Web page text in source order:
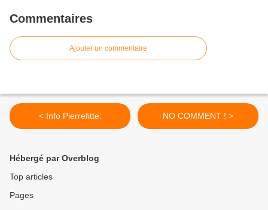
Commentaires
Ajouter un commentaire
< Info Pierrefitte: NO COMMENT ! >
Hébergé par Overblog
Top articles
Pages